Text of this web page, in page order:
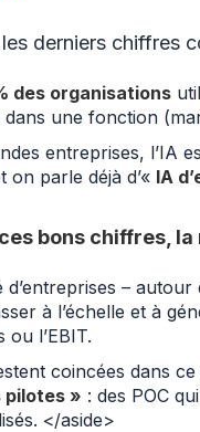
derniers chiffres
des organisations
dans une fonction
entreprises, l’IA
on parle déjà d’« IA
bons chiffres,
– autour
à l’échelle et à
ou l’EBIT.
coincées dans
pilotes » : des POC
</aside>